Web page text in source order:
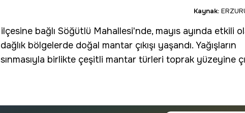
Kaynak:
bağlı Söğütlü Mahallesi'nde, mayıs ayında etkili
bölgelerde doğal mantar çıkışı yaşandı. Yağışların
birlikte çeşitli mantar türleri toprak yüzeyine